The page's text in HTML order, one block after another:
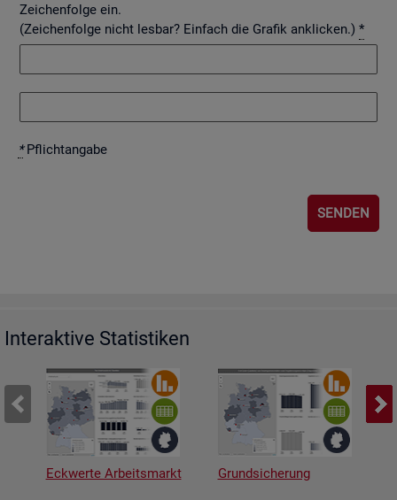
Zeichenfolge ein.
(Zeichenfolge nicht lesbar? Einfach die Grafik anklicken.) *
*Pflicht­an­ga­be
Interaktive Statistiken
Eckwerte Arbeitsmarkt Grundsicherung